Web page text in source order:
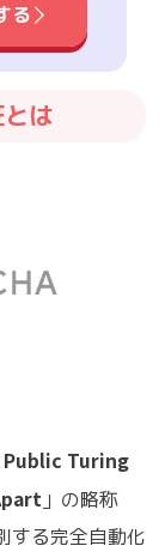
る
は
Turing
」の略称
する完全自動化